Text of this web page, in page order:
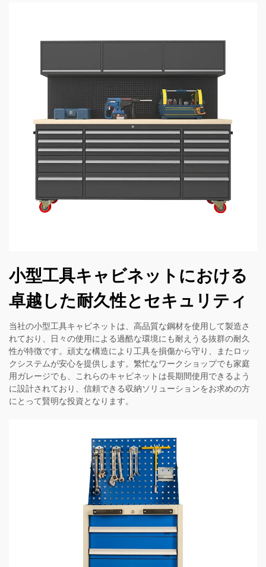
小型工具キャビネットにおける
卓越した耐久性とセキュリティ
当社の小型工具キャビネットは、高品質な鋼材を使用して製造さ
れており、日々の使用による過酷な環境にも耐えうる抜群の耐久
性が特徴です。頑丈な構造により工具を損傷から守り、またロッ
クシステムが安心を提供します。繁忙なワークショップでも家庭
用ガレージでも、これらのキャビネットは長期間使用できるよう
に設計されており、信頼できる収納ソリューションをお求めの方
にとって賢明な投資となります。